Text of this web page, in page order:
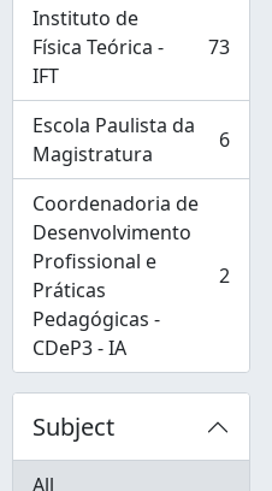
Instituto de
Física Teórica -
IFT
, 73 results 73
Escola Paulista da
Magistratura
, 6 results 6
Coordenadoria de
Desenvolvimento
Profissional e
Práticas
Pedagógicas -
CDeP3 - IA
, 2 results 2
Subject
All